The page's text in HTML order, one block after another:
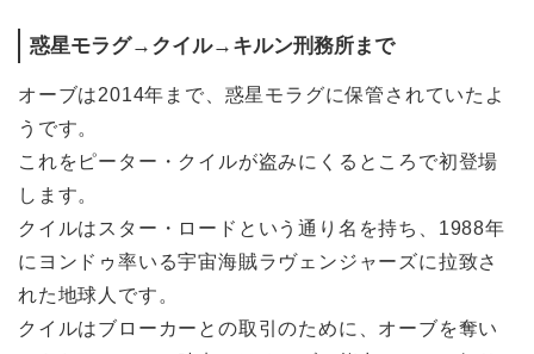
惑星モラグ→クイル→キルン刑務所まで
オーブは2014年まで、惑星モラグに保管されていたよ
うです。
これをピーター・クイルが盗みにくるところで初登場
します。
クイルはスター・ロードという通り名を持ち、1988年
にヨンドゥ率いる宇宙海賊ラヴェンジャーズに拉致さ
れた地球人です。
クイルはブローカーとの取引のために、オーブを奪い